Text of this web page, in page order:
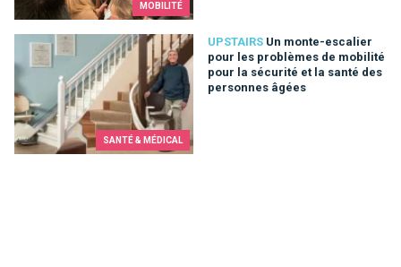
MOBILITÉ
SANTÉ & MÉDICAL
UPSTAIRS Un monte-escalier
pour les problèmes de mobilité
pour la sécurité et la santé des
personnes âgées
Un monte-escalier pour les problèmes de mobilité pour la